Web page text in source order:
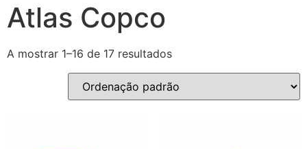
Atlas Copco
A mostrar 1–16 de 17 resultados